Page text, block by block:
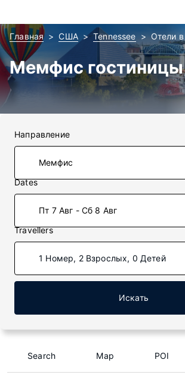
Главная США Tennessee Отели
Мемфис гостиницы
Направление
Dates
Пт 7 Авг - Сб 8 Авг
Travellers
1 Номер, 2 Взрослых, 0 Детей
Искать
Search Map POI